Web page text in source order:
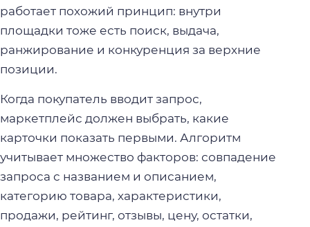
работает похожий принцип: внутри
площадки тоже есть поиск, выдача,
ранжирование и конкуренция за верхние
позиции.
Когда покупатель вводит запрос,
маркетплейс должен выбрать, какие
карточки показать первыми. Алгоритм
учитывает множество факторов: совпадение
запроса с названием и описанием,
категорию товара, характеристики,
продажи, рейтинг, отзывы, цену, остатки,